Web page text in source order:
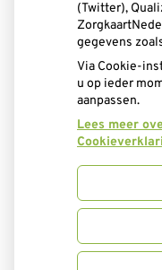
Uw
Privacy verklaring
(Twitter),
gegevens
Via Cookie-
u op ieder
aanpassen.
Lees meer